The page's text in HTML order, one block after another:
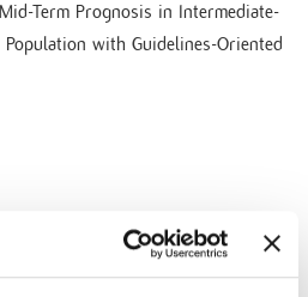
Term Prognosis in Intermediate-
with Guidelines-Oriented